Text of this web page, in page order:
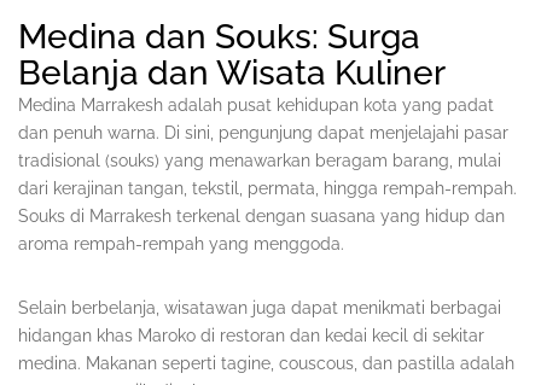
Medina dan Souks: Surga
Belanja dan Wisata Kuliner
Medina Marrakesh adalah pusat kehidupan kota yang padat
dan penuh warna. Di sini, pengunjung dapat menjelajahi pasar
tradisional (souks) yang menawarkan beragam barang, mulai
dari kerajinan tangan, tekstil, permata, hingga rempah-rempah.
Souks di Marrakesh terkenal dengan suasana yang hidup dan
aroma rempah-rempah yang menggoda.
Selain berbelanja, wisatawan juga dapat menikmati berbagai
hidangan khas Maroko di restoran dan kedai kecil di sekitar
medina. Makanan seperti tagine, couscous, dan pastilla adalah